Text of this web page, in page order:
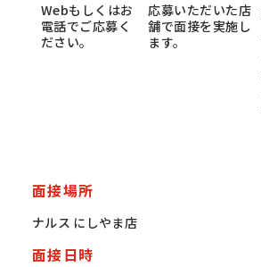
Webもしくはお
電話でご応募く
ださい。
応募いただいた店
舗で面接を実施し
ます。
面接場所
ナルス にしやま店
面接日時